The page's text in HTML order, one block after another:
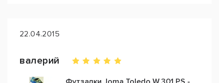
22.04.2015
валерий